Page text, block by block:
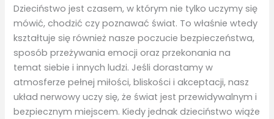
Dzieciństwo jest czasem, w którym nie tylko uczymy się
mówić, chodzić czy poznawać świat. To właśnie wtedy
kształtuje się również nasze poczucie bezpieczeństwa,
sposób przeżywania emocji oraz przekonania na
temat siebie i innych ludzi. Jeśli dorastamy w
atmosferze pełnej miłości, bliskości i akceptacji, nasz
układ nerwowy uczy się, że świat jest przewidywalnym i
bezpiecznym miejscem. Kiedy jednak dzieciństwo wiąże